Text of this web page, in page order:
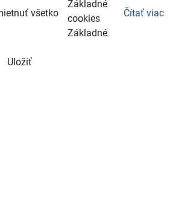
všetko Čítať viac
Základné
cookies
Základné
Uložiť